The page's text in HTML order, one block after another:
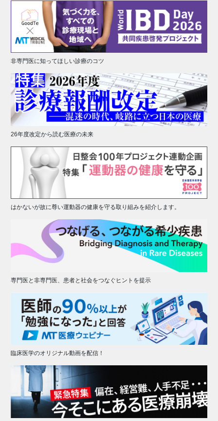
非専門医に知ってほしい診療のコツ
26年度改定から読む医療の未来
はかないが故に尊い運動器の健康を守る取り組みを紹介します。
専門医と非専門医、患者と社会をつなぐヒントを提示
臨床医学のオリジナル動画を配信！